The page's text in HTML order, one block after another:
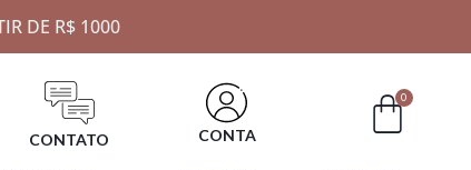
DE R$ 1000
CONTATO CONTA
0